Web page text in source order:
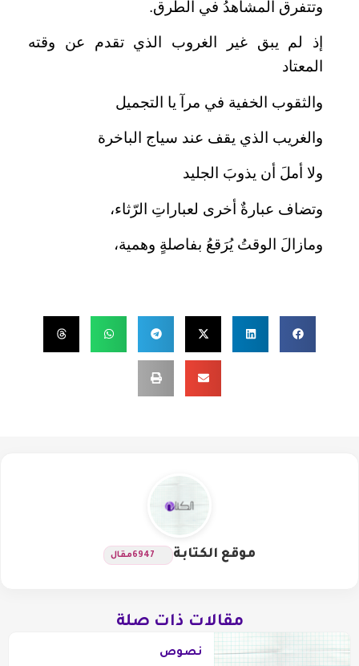
وتتفرق المشاهدُ في الطُرق.
إذ لم يبق غير الغروب الذي تقدم عن وقته
المعتاد
والثقوب الخفية في مرآ يا التجميل
والغريب الذي يقف عند سياج الباخرة
ولا أملَ أن يذوبَ الجليد
وتضاف عبارةٌ أخرى لعباراتِ الرّثاء،
ومازالَ الوقتُ يُرَقعُ بفاصلةٍ وهمية،
موقع الكتابة 6947مقال
مقالات ذات صلة
نصوص